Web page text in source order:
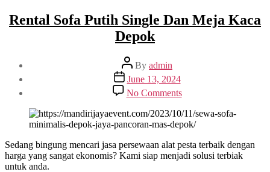
Rental Sofa Putih Single Dan Meja Kaca
Depok
Post
author
By admin
Post
date
June 13, 2024
No Commentson
Rental
Sofa
Putih
Single
Dan
Meja
Sedang bingung mencari jasa persewaan alat pesta terbaik dengan
harga yang sangat ekonomis? Kami siap menjadi solusi terbiak
untuk anda.